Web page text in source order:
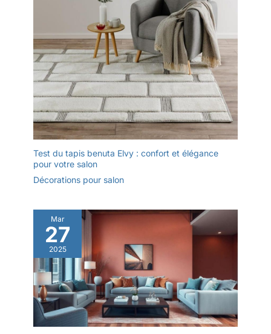
Test du tapis benuta Elvy : confort et élégance
pour votre salon
Décorations pour salon
Mar
27
2025